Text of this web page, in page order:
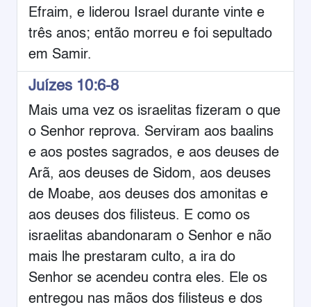
Efraim, e liderou Israel durante vinte e
três anos; então morreu e foi sepultado
em Samir.
Juízes 10:6-8
Mais uma vez os israelitas fizeram o que
o Senhor reprova. Serviram aos baalins
e aos postes sagrados, e aos deuses de
Arã, aos deuses de Sidom, aos deuses
de Moabe, aos deuses dos amonitas e
aos deuses dos filisteus. E como os
israelitas abandonaram o Senhor e não
mais lhe prestaram culto, a ira do
Senhor se acendeu contra eles. Ele os
entregou nas mãos dos filisteus e dos